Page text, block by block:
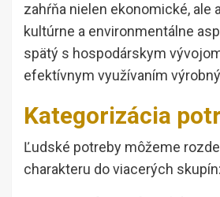
zahŕňa nielen ekonomické, ale
kultúrne a environmentálne
spätý s hospodárskym
efektívnym využívaním
Kategorizácia
Ľudské potreby môžeme
charakteru do viacerých skupín: